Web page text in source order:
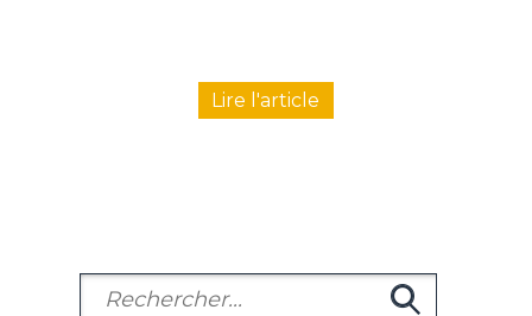
Lire l'article